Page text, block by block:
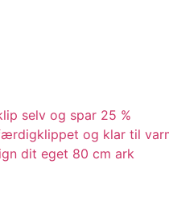
selv og spar 25 %
og klar til
dit eget 80 cm ark